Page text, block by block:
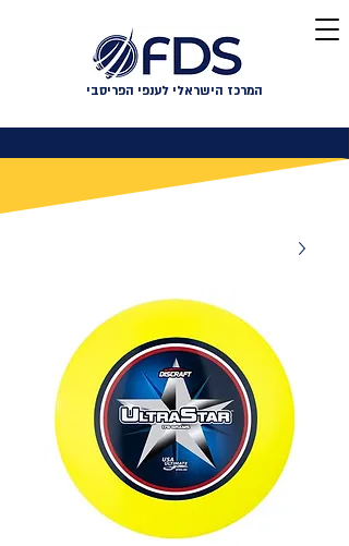
המרכז הישראלי לענפי הפריסבי